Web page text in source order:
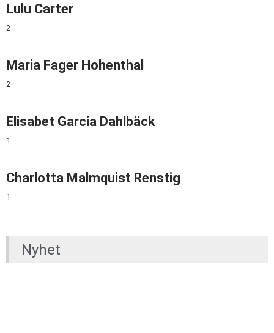
Lulu Carter
2
Maria Fager Hohenthal
2
Elisabet Garcia Dahlbäck
1
Charlotta Malmquist Renstig
1
Nyhet